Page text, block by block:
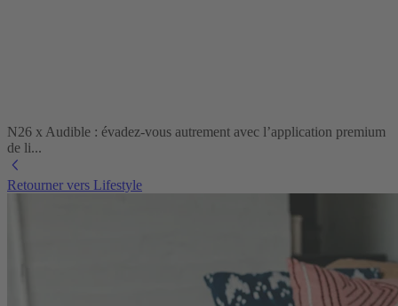
N26 x Audible : évadez-vous autrement avec l’application premium
de li...
Retourner vers Lifestyle